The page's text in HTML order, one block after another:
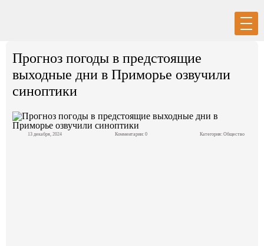
Политика
Прогноз погоды в предстоящие
выходные дни в Приморье озвучили
синоптики
13 декабря, 2024 Комментарии: 0 Категория: Общество